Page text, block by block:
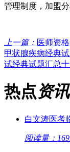
管理制度，加盟
上一篇： 医师资
甲状腺疾病经典
试经典试题汇总
热点资讯
白文涛医考
阅读量：